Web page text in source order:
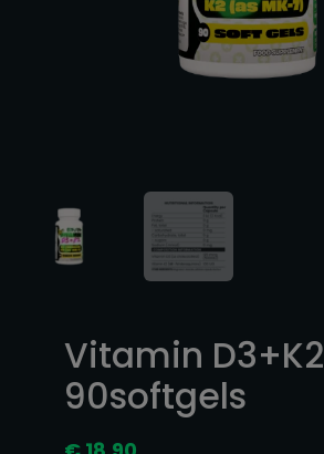
Vitamin D3+K2
90softgels